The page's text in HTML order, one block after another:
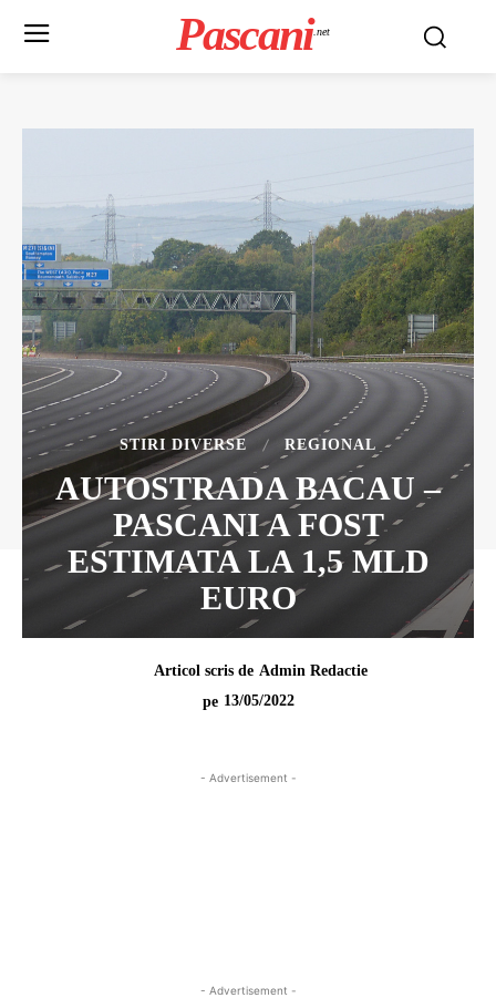
Pascani .net
STIRI DIVERSE REGIONAL
AUTOSTRADA BACAU –
PASCANI A FOST
ESTIMATA LA 1,5 MLD
EURO
Articol scris de Admin Redactie
pe 13/05/2022
- Advertisement -
- Advertisement -